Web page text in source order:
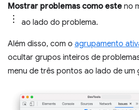
Mostrar problemas como este no
ao lado do problema.
Além disso, com o agrupamento
ocultar grupos inteiros de
menu de três pontos ao lado de um